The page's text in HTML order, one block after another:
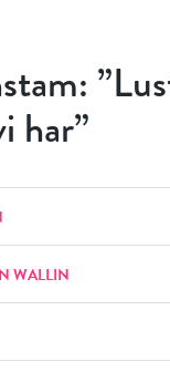
har”
WALLIN